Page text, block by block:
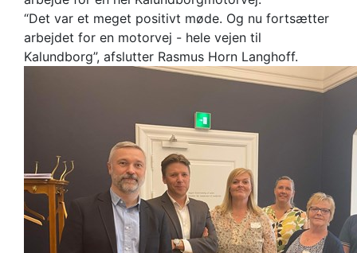
“Det var et meget positivt møde. Og nu fortsætter
arbejdet for en motorvej - hele vejen til
Kalundborg”, afslutter Rasmus Horn Langhoff.